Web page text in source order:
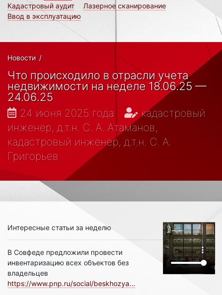
Кадастровый аудит
Лазерное сканирование
Ввод в эксплуатацию
Новости /
Что происходило в отрасли учета
недвижимости на неделе 18.06.25 —
24.06.25
24 июня 2025 года
кадастровый
инженер, д.т.н. С. А. Атаманов,
кадастровый инженер, д.т.н. С. А.
Григорьев
Интересные статьи за неделю
В Совфеде предложили провести
инвентаризацию всех объектов без
владельцев
https://www.pnp.ru/social/beskhozya...